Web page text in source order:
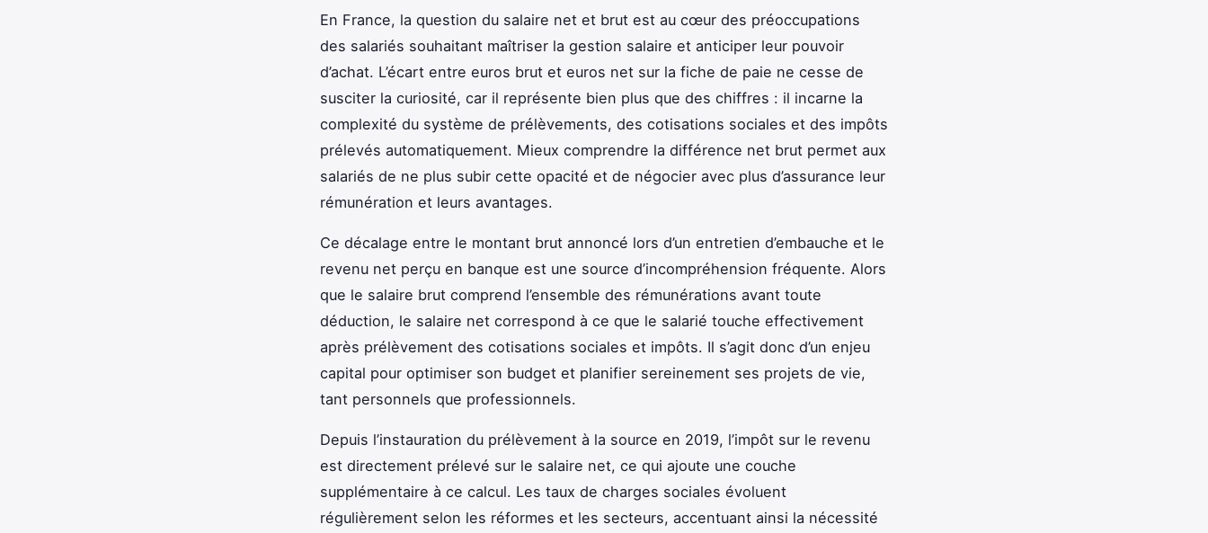
En France, la question du salaire net et brut est au cœur des préoccupations
des salariés souhaitant maîtriser la gestion salaire et anticiper leur pouvoir
d’achat. L’écart entre euros brut et euros net sur la fiche de paie ne cesse de
susciter la curiosité, car il représente bien plus que des chiffres : il incarne la
complexité du système de prélèvements, des cotisations sociales et des impôts
prélevés automatiquement. Mieux comprendre la différence net brut permet aux
salariés de ne plus subir cette opacité et de négocier avec plus d’assurance leur
rémunération et leurs avantages.
Ce décalage entre le montant brut annoncé lors d’un entretien d’embauche et le
revenu net perçu en banque est une source d’incompréhension fréquente. Alors
que le salaire brut comprend l’ensemble des rémunérations avant toute
déduction, le salaire net correspond à ce que le salarié touche effectivement
après prélèvement des cotisations sociales et impôts. Il s’agit donc d’un enjeu
capital pour optimiser son budget et planifier sereinement ses projets de vie,
tant personnels que professionnels.
Depuis l’instauration du prélèvement à la source en 2019, l’impôt sur le revenu
est directement prélevé sur le salaire net, ce qui ajoute une couche
supplémentaire à ce calcul. Les taux de charges sociales évoluent
régulièrement selon les réformes et les secteurs, accentuant ainsi la nécessité